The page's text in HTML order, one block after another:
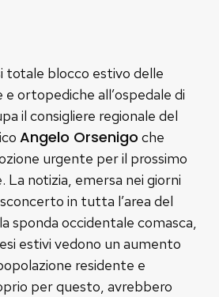
totale blocco estivo delle
ortopediche all’ospedale di
il consigliere regionale del
Angelo Orsenigo che
urgente per il prossimo
La notizia, emersa nei giorni
in tutta l’area del
sponda occidentale comasca,
estivi vedono un aumento
residente e
per questo, avrebbero